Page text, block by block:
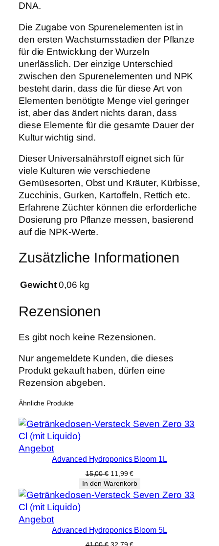
DNA.
Die Zugabe von Spurenelementen ist in
den ersten Wachstumsstadien der Pflanze
für die Entwicklung der Wurzeln
unerlässlich. Der einzige Unterschied
zwischen den Spurenelementen und NPK
besteht darin, dass die für diese Art von
Elementen benötigte Menge viel geringer
ist, aber das ändert nichts daran, dass
diese Elemente für die gesamte Dauer der
Kultur wichtig sind.
Dieser Universalnährstoff eignet sich für
viele Kulturen wie verschiedene
Gemüsesorten, Obst und Kräuter, Kürbisse,
Zucchinis, Gurken, Kartoffeln, Rettich etc.
Erfahrene Züchter können die erforderliche
Dosierung pro Pflanze messen, basierend
auf die NPK-Werte.
Zusätzliche Informationen
Gewicht 0,06 kg
Rezensionen
Es gibt noch keine Rezensionen.
Nur angemeldete Kunden, die dieses
Produkt gekauft haben, dürfen eine
Rezension abgeben.
Ähnliche Produkte
AngebotProdukt
im
Angebot
Advanced Hydroponics Bloom 1L
15,00€ Ursprünglicher
Preis
war:
15,00 €
11,99€Aktueller
Preis
ist:
11,99 €.
In den Warenkorb
AngebotProdukt
im
Angebot
Advanced Hydroponics Bloom 5L
Ursprünglicher
Aktueller